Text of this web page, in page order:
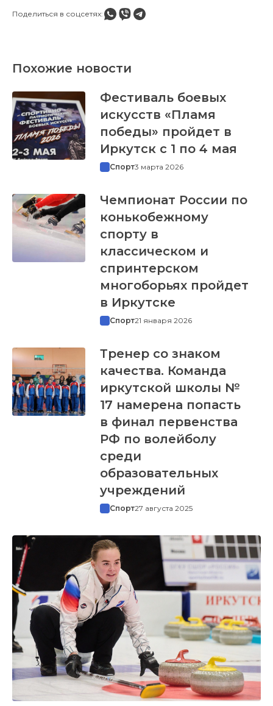
Поделиться в соцсетях:
Похожие новости
Фестиваль боевых
искусств «Пламя
победы» пройдет в
Иркутск с 1 по 4 мая
Спорт3 марта 2026
Чемпионат России по
конькобежному
спорту в
классическом и
спринтерском
многоборьях пройдет
в Иркутске
Спорт21 января 2026
Тренер со знаком
качества. Команда
иркутской школы №
17 намерена попасть
в финал первенства
РФ по волейболу
среди
образовательных
учреждений
Спорт27 августа 2025